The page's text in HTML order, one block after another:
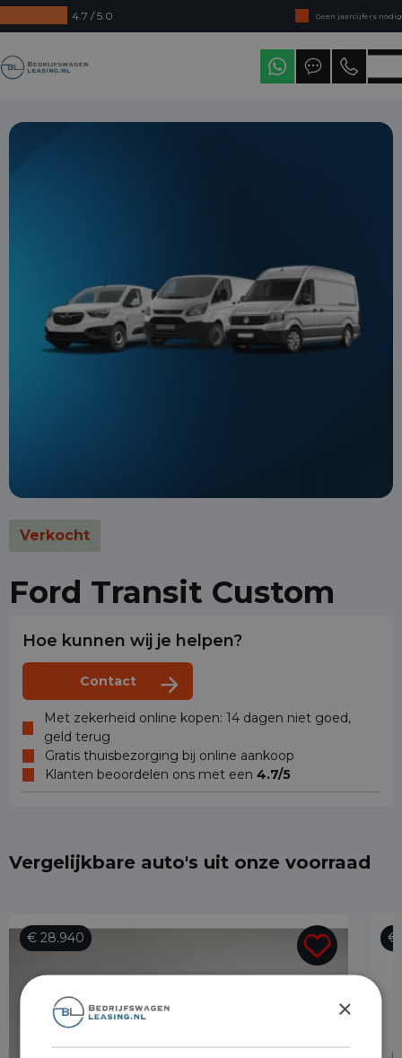
4.7 / 5.0
Geen jaarcijfers nodig
Direct uit voorraad leverbaar
Levering in heel Nederland
Verkocht
Ford Transit Custom
Hoe kunnen wij je helpen?
Contact
Met zekerheid online kopen: 14 dagen niet goed,
geld terug
Gratis thuisbezorging bij online aankoop
Klanten beoordelen ons met een 4.7/5
Vergelijkbare auto's uit onze voorraad
€ 28.940 €
×